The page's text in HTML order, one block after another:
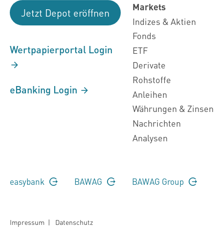
Jetzt Depot eröffnen
Wertpapierportal Login
eBanking Login
Markets
Indizes & Aktien
Fonds
ETF
Derivate
Rohstoffe
Anleihen
Währungen & Zinsen
Nachrichten
Analysen
easybank BAWAG BAWAG Group
Impressum | Datenschutz